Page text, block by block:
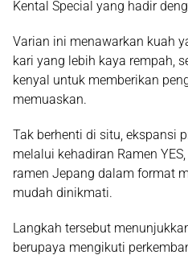
Kental Special yang hadir
Varian ini menawarkan kuah
kari yang lebih kaya rempah,
kenyal untuk memberikan
memuaskan.
Tak berhenti di situ, ekspansi
melalui kehadiran Ramen YES
ramen Jepang dalam format
mudah dinikmati.
Langkah tersebut
berupaya mengikuti